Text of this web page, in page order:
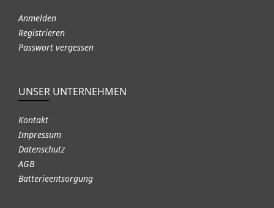
Anmelden
Registrieren
Passwort vergessen
UNSER UNTERNEHMEN
Kontakt
Impressum
Datenschutz
AGB
Batterieentsorgung